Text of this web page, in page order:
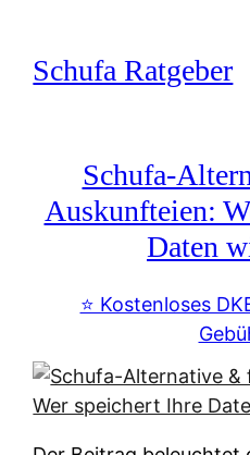
springen
Schufa Ratgeber
Schufa-
Auskunfteien:
Daten
⭐️ Kostenloses